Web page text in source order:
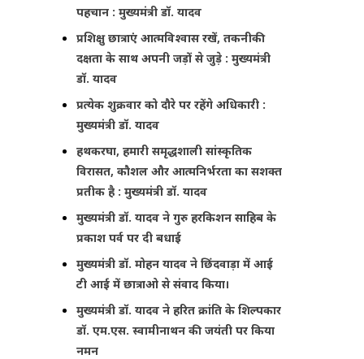
पहचान : मुख्यमंत्री डॉ. यादव
प्रशिक्षु छात्राएं आत्मविश्वास रखें, तकनीकी
दक्षता के साथ अपनी जड़ों से जुड़े : मुख्यमंत्री
डॉ. यादव
प्रत्येक शुक्रवार को दौरे पर रहेंगे अधिकारी :
मुख्यमंत्री डॉ. यादव
हथकरघा, हमारी समृद्धशाली सांस्कृतिक
विरासत, कौशल और आत्मनिर्भरता का सशक्त
प्रतीक है : मुख्यमंत्री डॉ. यादव
मुख्यमंत्री डॉ. यादव ने गुरु हरकिशन साहिब के
प्रकाश पर्व पर दी बधाई
मुख्यमंत्री डॉ. मोहन यादव ने छिंदवाड़ा में आई
टी आई में छात्राओ से संवाद किया।
मुख्यमंत्री डॉ. यादव ने हरित क्रांति के शिल्पकार
डॉ. एम.एस. स्वामीनाथन की जयंती पर किया
नमन